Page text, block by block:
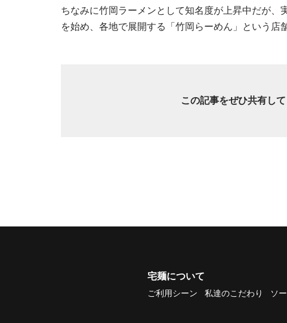
ちなみに竹岡ラーメンとして知名度が上昇中だが
を始め、各地で展開する「竹岡らーめん」という店
この記事をぜひ共有して
宅麺について
ご利用シーン 私達のこだわり ソ